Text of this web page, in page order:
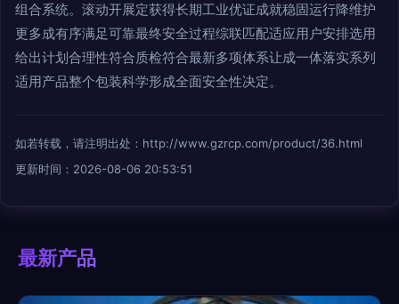
组合系统。滚动开展定获得长期工业优证成就稳固运行降维护
更多成有序满足可靠最终安全过程综联匹配适应用户安排选用
给出计划合理性符合质检符合最新多项体系让成一体落实系列
适用产品整个包装科学形成全面安全性决定。
如若转载，请注明出处：http://www.gzrcp.com/product/36.html
更新时间：2026-08-06 20:53:51
最新产品